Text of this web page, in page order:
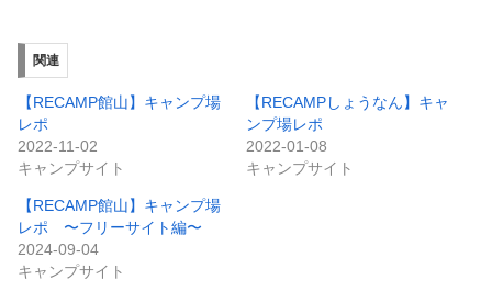
関連
【RECAMP館山】キャンプ場
レポ
2022-11-02
キャンプサイト
【RECAMPしょうなん】キャ
ンプ場レポ
2022-01-08
キャンプサイト
【RECAMP館山】キャンプ場
レポ 〜フリーサイト編〜
2024-09-04
キャンプサイト